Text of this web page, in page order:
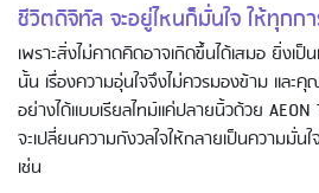
ชีวิตดิจิทัล จะอยู่ไหนก็มั่นใจ ให้ทุกก
เพราะสิ่งไม่คาดคิดอาจเกิดขึ้นได้เสมอ ยิ่งเป็
นั้น เรื่องความอุ่นใจจึงไม่ควรมองข้าม และ
อย่างได้แบบเรียลไทม์แค่ปลายนิ้วด้วย
จะเปลี่ยนความกังวลใจให้กลายเป็นความมั่
เช่น
การใช้บัตรเครดิตอิออน - ช้
ประเทศ